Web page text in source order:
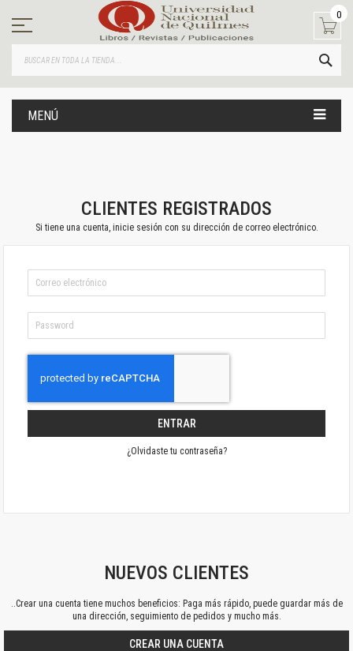
contenido
0
MENÚ
CLIENTES REGISTRADOS
Si tiene una cuenta, inicie sesión con su dirección de correo electrónico.
ENTRAR
¿Olvidaste tu contraseña?
NUEVOS CLIENTES
..Crear una cuenta tiene muchos beneficios: Paga más rápido, puede guardar más de
una dirección, seguimiento de pedidos y mucho más.
CREAR UNA CUENTA